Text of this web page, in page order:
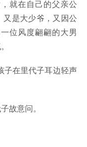
就在自己的父亲公
是大少爷，又因公
位风度翩翩的大男
子在里代子耳边轻声
故意问。